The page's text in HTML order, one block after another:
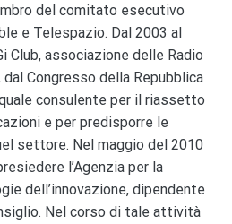
del comitato esecutivo
e Telespazio. Dal 2003 al
Club, associazione delle Radio
Congresso della Repubblica
quale consulente per il riassetto
e per predisporre le
settore. Nel maggio del 2010
l’Agenzia per la
dell’innovazione, dipendente
Nel corso di tale attività